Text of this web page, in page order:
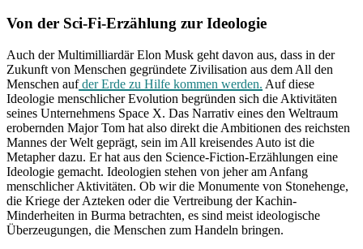
Von der Sci-Fi-Erzählung zur Ideologie
Auch der Multimilliardär Elon Musk geht davon aus, dass in der
Zukunft von Menschen gegründete Zivilisation aus dem All den
Menschen aufder Erde zu Hilfe kommen werden. Auf diese
Ideologie menschlicher Evolution begründen sich die Aktivitäten
seines Unternehmens Space X. Das Narrativ eines den Weltraum
erobernden Major Tom hat also direkt die Ambitionen des reichsten
Mannes der Welt geprägt, sein im All kreisendes Auto ist die
Metapher dazu. Er hat aus den Science-Fiction-Erzählungen eine
Ideologie gemacht. Ideologien stehen von jeher am Anfang
menschlicher Aktivitäten. Ob wir die Monumente von Stonehenge,
die Kriege der Azteken oder die Vertreibung der Kachin-
Minderheiten in Burma betrachten, es sind meist ideologische
Überzeugungen, die Menschen zum Handeln bringen.